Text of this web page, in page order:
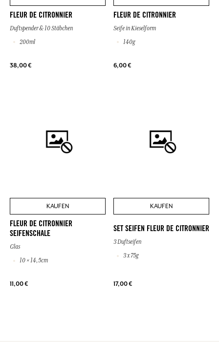
FLEUR DE CITRONNIER
Duftspender & 10 Stäbchen
200ml
38,00 €
FLEUR DE CITRONNIER
Seife in Kieselform
140g
6,00 €
KAUFEN
FLEUR DE CITRONNIER
SEIFENSCHALE
Glas
10 × 14,5cm
11,00 €
KAUFEN
SET SEIFEN FLEUR DE CITRONNIER
3 Duftseifen
3 x 75g
17,00 €